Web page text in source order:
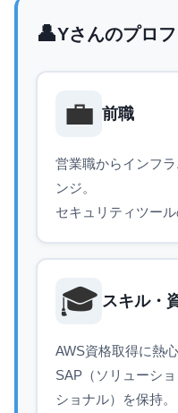
👤Yさんのプロ
💼 前職
営業職からインフ
ンジ。
セキュリティツール
🎓 スキル・
AWS資格取得に熱
SAP（ソリューシ
ショナル）を保持。